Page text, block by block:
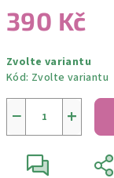
390 Kč
cena:
Zvolte variantu
Kód: Zvolte variantu
+
−